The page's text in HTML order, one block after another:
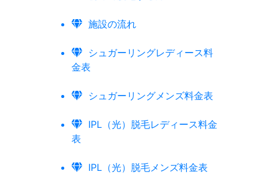
施設の流れ
シュガーリングレディース料
金表
シュガーリングメンズ料金表
IPL（光）脱毛レディース料金
表
IPL（光）脱毛メンズ料金表